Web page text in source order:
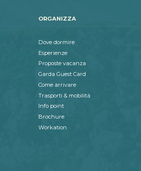
ORGANIZZA
Dove dormire
Esperienze
Proposte vacanza
Garda Guest Card
Come arrivare
Trasporti & mobilità
Info point
Brochure
Workation